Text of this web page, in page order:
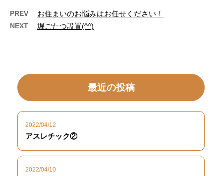
PREV お住まいのお悩みはお任せください！
NEXT 堀ごたつ設置(^^)
最近の投稿
2022/04/12
アスレチック②
2022/04/10